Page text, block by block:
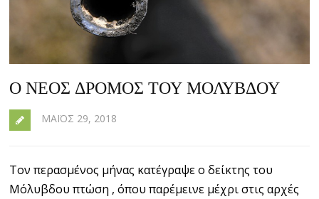
Ο ΝΈΟΣ ΔΡΌΜΟΣ ΤΟΥ ΜΌΛΥΒΔΟΥ
ΜΆΙΟΣ 29, 2018
Τον περασμένος μήνας κατέγραψε ο δείκτης του
Μόλυβδου πτώση , όπου παρέμεινε μέχρι στις αρχές